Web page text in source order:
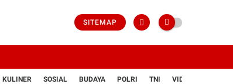
SITEMAP
KULINER SOSIAL BUDAYA POLRI TNI VIDIO